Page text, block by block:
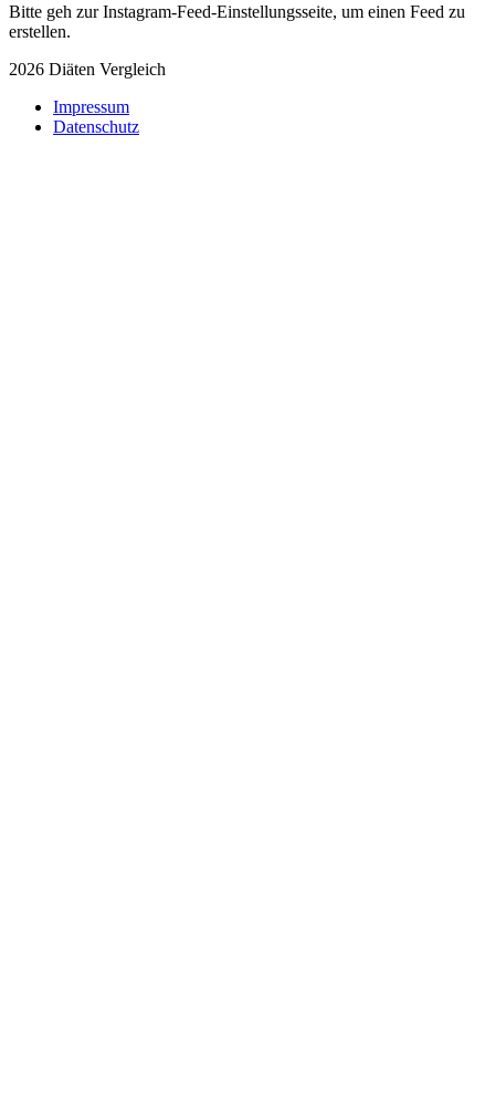
Bitte geh zur Instagram-Feed-Einstellungsseite, um einen Feed zu
erstellen.
2026 Diäten Vergleich
Impressum
Datenschutz